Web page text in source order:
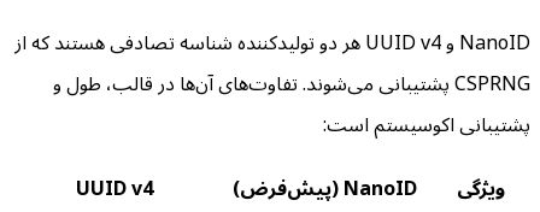
NanoID و UUID v4 هر دو تولیدکننده شناسه تصادفی هستند که از
CSPRNG پشتیبانی می‌شوند. تفاوت‌های آن‌ها در قالب، طول و
پشتیبانی اکوسیستم است:
ویژگی
NanoID (پیش‌فرض)
UUID v4